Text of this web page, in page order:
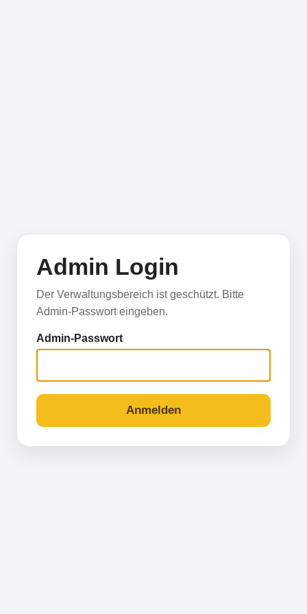
Admin Login
Der Verwaltungsbereich ist geschützt. Bitte
Admin-Passwort eingeben.
Admin-Passwort
Anmelden